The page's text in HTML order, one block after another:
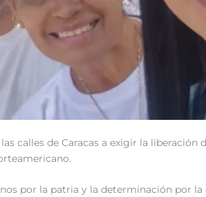
calles de Caracas a exigir la
por la patria y la determinación por